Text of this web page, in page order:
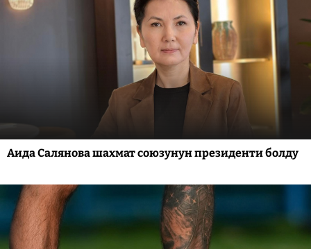
Аида Салянова шахмат союзунун президенти болду